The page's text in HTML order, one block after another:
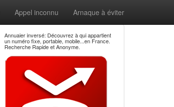
Appel inconnu Arnaque à éviter
Annuaier inversé: Découvrez à qui appartient
un numéro fixe, portable, mobile...en France.
Recherche Rapide et Anonyme.